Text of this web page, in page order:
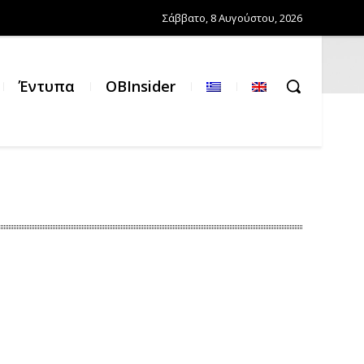
Σάββατο, 8 Αυγούστου, 2026
Έντυπα OBInsider